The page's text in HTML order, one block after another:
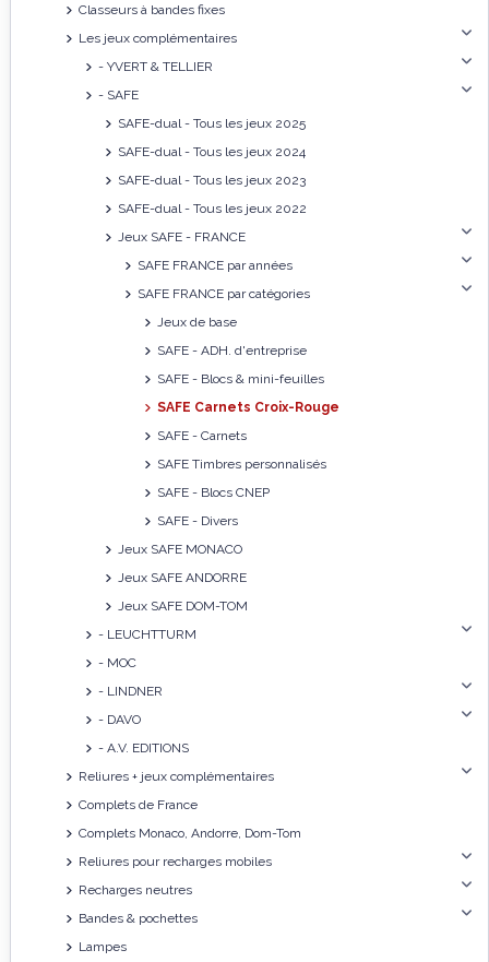
Classeurs à bandes fixes
Les jeux complémentaires
- YVERT & TELLIER
- SAFE
SAFE-dual - Tous les jeux 2025
SAFE-dual - Tous les jeux 2024
SAFE-dual - Tous les jeux 2023
SAFE-dual - Tous les jeux 2022
Jeux SAFE - FRANCE
SAFE FRANCE par années
SAFE FRANCE par catégories
Jeux de base
SAFE - ADH. d'entreprise
SAFE - Blocs & mini-feuilles
SAFE Carnets Croix-Rouge
SAFE - Carnets
SAFE Timbres personnalisés
SAFE - Blocs CNEP
SAFE - Divers
Jeux SAFE MONACO
Jeux SAFE ANDORRE
Jeux SAFE DOM-TOM
- LEUCHTTURM
- MOC
- LINDNER
- DAVO
- A.V. EDITIONS
Reliures + jeux complémentaires
Complets de France
Complets Monaco, Andorre, Dom-Tom
Reliures pour recharges mobiles
Recharges neutres
Bandes & pochettes
Lampes